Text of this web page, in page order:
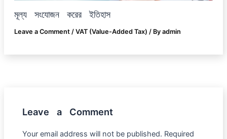
মূল্য সংযোজন করের ইতিহাস
Leave a Comment / VAT (Value-Added Tax) / By admin
Leave a Comment
Your email address will not be published. Required